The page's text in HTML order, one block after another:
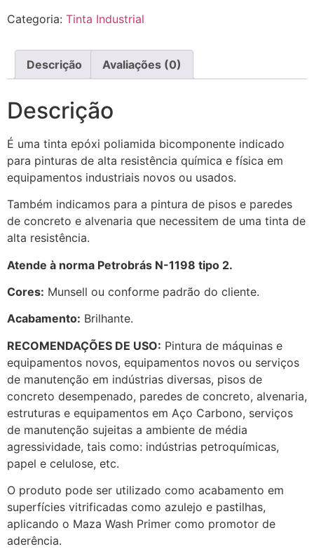
Categoria: Tinta Industrial
Descrição Avaliações (0)
Descrição
É uma tinta epóxi poliamida bicomponente indicado
para pinturas de alta resistência química e física em
equipamentos industriais novos ou usados.
Também indicamos para a pintura de pisos e paredes
de concreto e alvenaria que necessitem de uma tinta de
alta resistência.
Atende à norma Petrobrás N-1198 tipo 2.
Cores: Munsell ou conforme padrão do cliente.
Acabamento: Brilhante.
RECOMENDAÇÕES DE USO: Pintura de máquinas e
equipamentos novos, equipamentos novos ou serviços
de manutenção em indústrias diversas, pisos de
concreto desempenado, paredes de concreto, alvenaria,
estruturas e equipamentos em Aço Carbono, serviços
de manutenção sujeitas a ambiente de média
agressividade, tais como: indústrias petroquímicas,
papel e celulose, etc.
O produto pode ser utilizado como acabamento em
superfícies vitrificadas como azulejo e pastilhas,
aplicando o Maza Wash Primer como promotor de
aderência.